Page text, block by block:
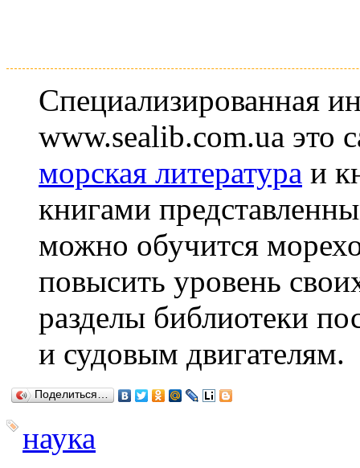
Специализированная
www.sealib.com.ua это
морская литература и
книгами
можно обучится
повысить уровень
разделы библиотеки
и судовым двигателям.
Поделиться…
наука